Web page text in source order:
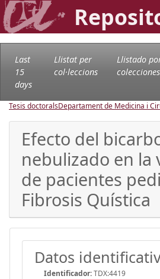
Last
15
days
Llistat per
col·leccions
Llistado
colecciones
Tesis doctoralsDepartament de Medicina i
Efecto del
nebulizado en la
de pacientes
Fibrosis Quística
Datos
Identificador:TDX:4419